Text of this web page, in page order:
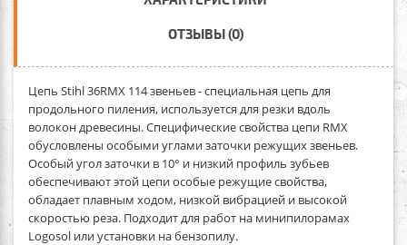
ОТЗЫВЫ (0)
Цепь Stihl 36RMX 114 звеньев- специальная цепь для
продольного пиления, используется для резки вдоль
волокон древесины. Специфические свойства цепи RMX
обусловлены особыми углами заточки режущих звеньев.
Особый угол заточки в 10° и низкий профиль зубьев
обеспечивают этой цепи особые режущие свойства,
обладает плавным ходом, низкой вибрацией и высокой
скоростью реза. Подходит для работ на минипилорамах
Logosol или установки на бензопилу.